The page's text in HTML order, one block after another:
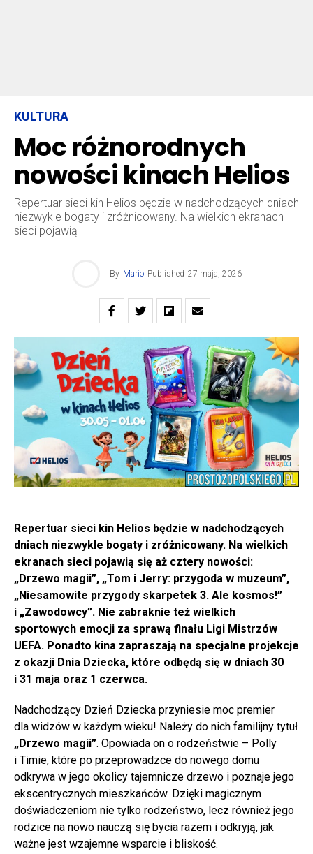
KULTURA
Moc różnorodnych
nowości kinach Helios
Repertuar sieci kin Helios będzie w nadchodzących dniach
niezwykle bogaty i zróżnicowany. Na wielkich ekranach
sieci pojawią
By Mario Published 27 maja, 2026
Repertuar sieci kin Helios będzie w nadchodzących
dniach niezwykle bogaty i zróżnicowany. Na wielkich
ekranach sieci pojawią się aż cztery nowości:
„Drzewo magii”, „Tom i Jerry: przygoda w muzeum”,
„Niesamowite przygody skarpetek 3. Ale kosmos!”
i „Zawodowcy”. Nie zabraknie też wielkich
sportowych emocji za sprawą finału Ligi Mistrzów
UEFA. Ponadto kina zapraszają na specjalne projekcje
z okazji Dnia Dziecka, które odbędą się w dniach 30
i 31 maja oraz 1 czerwca.
Nadchodzący Dzień Dziecka przyniesie moc premier
dla widzów w każdym wieku! Należy do nich familijny tytuł
„Drzewo magii”. Opowiada on o rodzeństwie – Polly
i Timie, które po przeprowadzce do nowego domu
odkrywa w jego okolicy tajemnicze drzewo i poznaje jego
ekscentrycznych mieszkańców. Dzięki magicznym
doświadczeniom nie tylko rodzeństwo, lecz również jego
rodzice na nowo nauczą się bycia razem i odkryją, jak
ważne jest wzajemne wsparcie i bliskość.